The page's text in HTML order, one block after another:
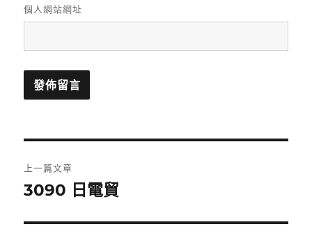
個人網站網址
章
上一篇文章
上
篇
3090 日電貿